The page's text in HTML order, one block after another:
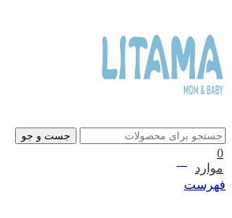
جست و جو
0
موارد
فهرست